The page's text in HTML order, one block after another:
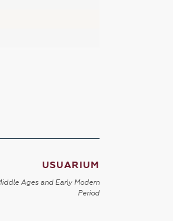
USUARIUM
Ages and Early Modern
Period